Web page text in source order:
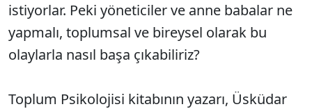
istiyorlar. Peki yöneticiler ve anne babalar ne
yapmalı, toplumsal ve bireysel olarak bu
olaylarla nasıl başa çıkabiliriz?
Toplum Psikolojisi kitabının yazarı, Üsküdar